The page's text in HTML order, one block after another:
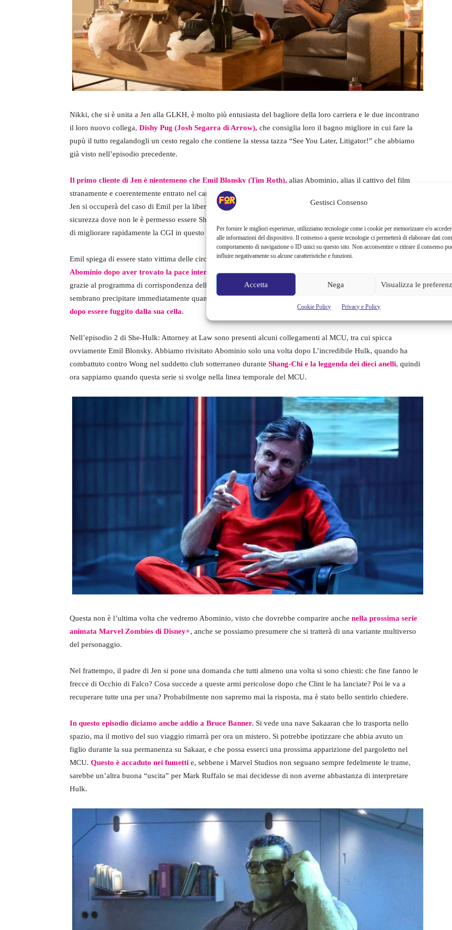
Gestisci Consenso
Per fornire le migliori esperienze, utilizziamo tecnologie come i cookie per memorizzare e/o
alle informazioni del dispositivo. Il consenso a queste tecnologie ci permetterà di elaborare dati
comportamento di navigazione o ID unici su questo sito. Non acconsentire o ritirare il consenso
influire negativamente su alcune caratteristiche e funzioni.
Accetta Nega Visualizza le
Cookie Policy Privacy e Policy
Nikki, che si è unita a Jen alla GLKH, è molto più entusiasta del bagliore della loro carriera e le due incontrano
il loro nuovo collega, Dishy Pug (Josh Segarra di Arrow), che consiglia loro il bagno migliore in cui fare la
pupù il tutto regalandogli un cesto regalo che contiene la stessa tazza “See You Later, Litigator!” che abbiamo
già visto nell’episodio precedente.
Il primo cliente di Jen è nientemeno che Emil Blonsky (Tim Roth), alias Abominio, alias il cattivo del film
stranamente e coerentemente entrato nel canone dell’Incredibile Hulk con Edward Norton nei panni di Hulk.
Jen si occuperà del caso di Emil per la libertà vigilata come She-Hulk, gli fa visita in un carcere di massima
sicurezza dove non le è permesso essere She-Hulk. Se questo darà al team Marvel VFX una pausa dal tentativo
di migliorare rapidamente la CGI in questo show, potrebbe essere una buona idea.
Emil spiega di essere stato vittima delle circostanze e di essersi ravveduto, scegliendo dinon diventare
Abominio dopo aver trovato la pace interiore– oltre ad avere sette nuove “anime gemelle” che ha incontrato
grazie al programma di corrispondenza della prigione. Jen decide di occuparsi del suo caso, ma le cose
sembrano precipitare immediatamente quando Abominio viene visto combattere in un fight club clandestino,
dopo essere fuggito dalla sua cella.
Nell’episodio 2 di She-Hulk: Attorney at Law sono presenti alcuni collegamenti al MCU, tra cui spicca
ovviamente Emil Blonsky. Abbiamo rivisitato Abominio solo una volta dopo L’incredibile Hulk, quando ha
combattuto contro Wong nel suddetto club sotterraneo durante Shang-Chi e la leggenda dei dieci anelli, quindi
ora sappiamo quando questa serie si svolge nella linea temporale del MCU.
Questa non è l’ultima volta che vedremo Abominio, visto che dovrebbe comparire anche nella prossima serie
animata Marvel Zombies di Disney+, anche se possiamo presumere che si tratterà di una variante multiverso
del personaggio.
Nel frattempo, il padre di Jen si pone una domanda che tutti almeno una volta si sono chiesti: che fine fanno le
frecce di Occhio di Falco? Cosa succede a queste armi pericolose dopo che Clint le ha lanciate? Poi le va a
recuperare tutte una per una? Probabilmente non sapremo mai la risposta, ma è stato bello sentirlo chiedere.
In questo episodio diciamo anche addio a Bruce Banner. Si vede una nave Sakaaran che lo trasporta nello
spazio, ma il motivo del suo viaggio rimarrà per ora un mistero. Si potrebbe ipotizzare che abbia avuto un
figlio durante la sua permanenza su Sakaar, e che possa esserci una prossima apparizione del pargoletto nel
MCU. Questo è accaduto nei fumetti e, sebbene i Marvel Studios non seguano sempre fedelmente le trame,
sarebbe un’altra buona “uscita” per Mark Ruffalo se mai decidesse di non averne abbastanza di interpretare
Hulk.